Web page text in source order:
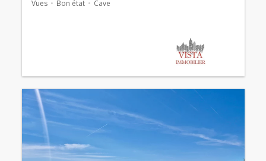
Vues Bon état Cave